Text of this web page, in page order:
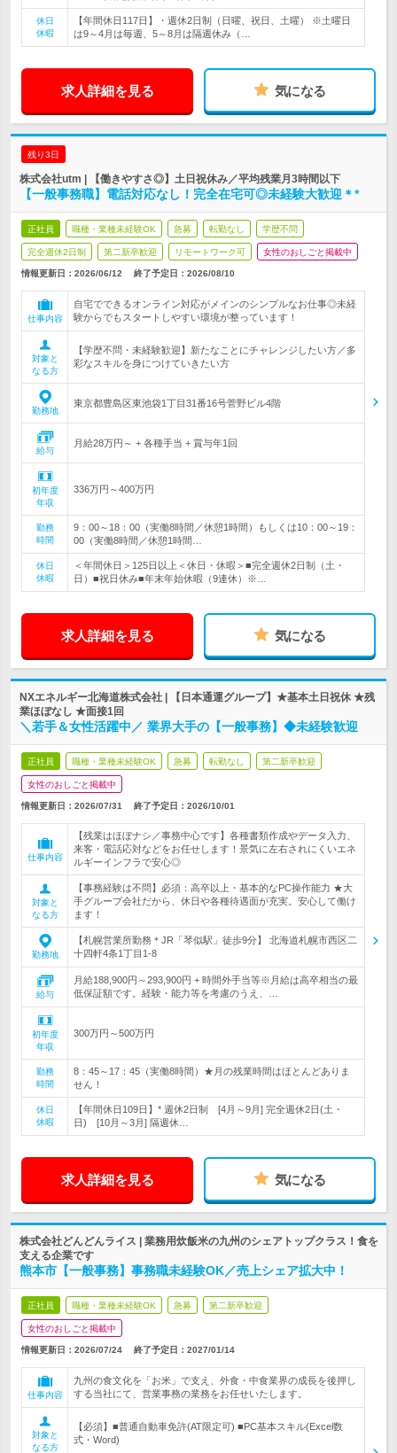
休日
休暇
【年間休日117日】・週休2日制（日曜、祝日、土曜） ※土曜日
は9～4月は毎週、5～8月は隔週休み（…
求人詳細を見る 気になる
残り3日
株式会社utm | 【働きやすさ◎】土日祝休み／平均残業月3時間以下
【一般事務職】電話対応なし！完全在宅可◎未経験大歓迎＊*
正社員 職種・業種未経験OK 急募 転勤なし 学歴不問
完全週休2日制 第二新卒歓迎 リモートワーク可 女性のおしごと掲載中
情報更新日：2026/06/12 終了予定日： 2026/08/10
仕事内容
自宅でできるオンライン対応がメインのシンプルなお仕事◎未経
験からでもスタートしやすい環境が整っています！
対象と
なる方
【学歴不問・未経験歓迎】新たなことにチャレンジしたい方／多
彩なスキルを身につけていきたい方
勤務地
東京都豊島区東池袋1丁目31番16号菅野ビル4階
給与
月給28万円～ + 各種手当 + 賞与年1回
初年度
年収
336万円～400万円
勤務
時間
9：00～18：00（実働8時間／休憩1時間）もしくは10：00～19：
00（実働8時間／休憩1時間…
休日
休暇
＜年間休日＞125日以上＜休日・休暇＞■完全週休2日制（土・
日）■祝日休み■年末年始休暇（9連休）※…
求人詳細を見る 気になる
NXエネルギー北海道株式会社 | 【日本通運グループ】★基本土日祝休 ★残
業ほぼなし ★面接1回
＼若手＆女性活躍中／ 業界大手の【一般事務】◆未経験歓迎
正社員 職種・業種未経験OK 急募 転勤なし 第二新卒歓迎
女性のおしごと掲載中
情報更新日：2026/07/31 終了予定日： 2026/10/01
仕事内容
【残業はほぼナシ／事務中心です】各種書類作成やデータ入力、
来客・電話応対などをお任せします！景気に左右されにくいエネ
ルギーインフラで安心◎
対象と
なる方
【事務経験は不問】必須：高卒以上・基本的なPC操作能力 ★大
手グループ会社だから、休日や各種待遇面が充実。安心して働け
ます！
勤務地
【札幌営業所勤務＊JR「琴似駅」徒歩9分】 北海道札幌市西区二
十四軒4条1丁目1-8
給与
月給188,900円～293,900円 + 時間外手当等※月給は高卒相当の最
低保証額です。経験・能力等を考慮のうえ、…
初年度
年収
300万円～500万円
勤務
時間
8：45～17：45（実働8時間）★月の残業時間はほとんどありま
せん！
休日
休暇
【年間休日109日】* 週休2日制 [4月～9月] 完全週休2日(土・
日) [10月～3月] 隔週休…
求人詳細を見る 気になる
株式会社どんどんライス | 業務用炊飯米の九州のシェアトップクラス！食を
支える企業です
熊本市【一般事務】事務職未経験OK／売上シェア拡大中！
正社員 職種・業種未経験OK 急募 第二新卒歓迎
女性のおしごと掲載中
情報更新日：2026/07/24 終了予定日： 2027/01/14
仕事内容
九州の食文化を「お米」で支え、外食・中食業界の成長を後押し
する当社にて、営業事務の業務をお任せいたします。
対象と
なる方
【必須】■普通自動車免許(AT限定可) ■PC基本スキル(Excel数
式・Word)